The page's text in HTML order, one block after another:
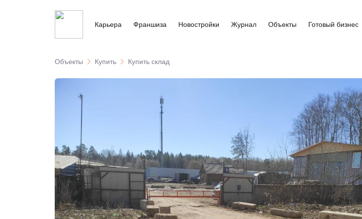
Карьера Франшиза Новостройки Журнал Объекты Готовый бизнес
Объекты Купить Купить склад